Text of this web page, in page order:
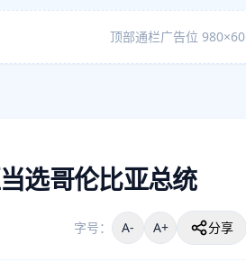
顶部通栏广告位 980×60
选哥伦比亚总统
字号： A- A+ 分享